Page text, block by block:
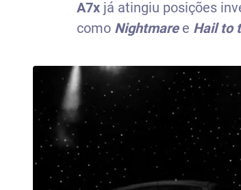
A7x já atingiu posições
como Nightmaree Hail to